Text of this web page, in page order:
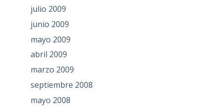
julio 2009
junio 2009
mayo 2009
abril 2009
marzo 2009
septiembre 2008
mayo 2008